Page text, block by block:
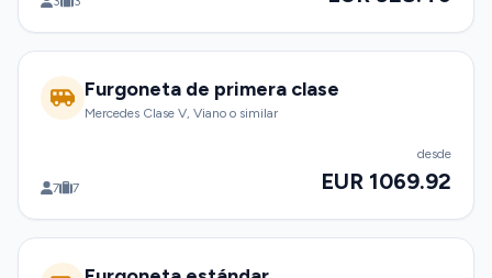
Furgoneta de primera clase
Mercedes Clase V, Viano o similar
7 7
desde
EUR 1069.92